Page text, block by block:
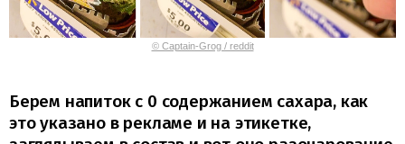
© Captain-Grog / reddit
Берем напиток с 0 содержанием сахара, как
это указано в рекламе и на этикетке,